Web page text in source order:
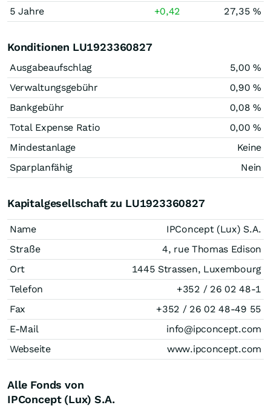
5 Jahre
+0,42 27,35 %
Konditionen LU1923360827
Ausgabeaufschlag
5,00 %
Verwaltungsgebühr
0,90 %
Bankgebühr
0,08 %
Total Expense Ratio
0,00 %
Mindestanlage
Keine
Sparplanfähig
Nein
Kapitalgesellschaft zu LU1923360827
Name
IPConcept (Lux) S.A.
Straße
4, rue Thomas Edison
Ort
1445 Strassen, Luxembourg
Telefon
+352 / 26 02 48-1
Fax
+352 / 26 02 48-49 55
E-Mail
info@ipconcept.com
Webseite
www.ipconcept.com
Alle Fonds von
IPConcept (Lux) S.A.